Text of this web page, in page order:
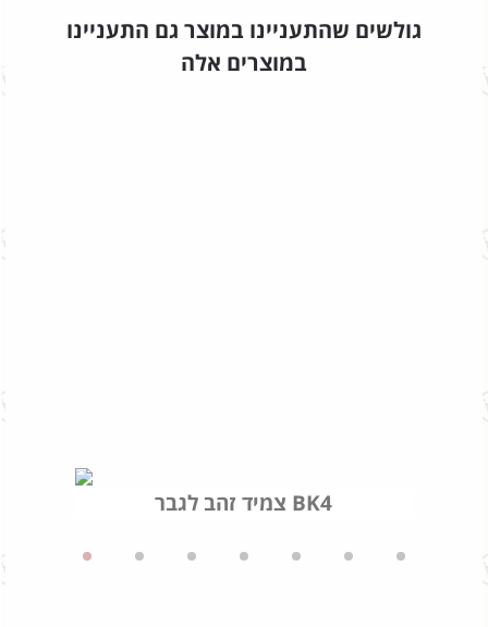
גולשים שהתעניינו במוצר גם התעניינו
במוצרים אלה
צמיד זהב לגבר BK4